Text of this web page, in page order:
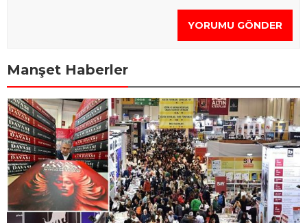
YORUMU GÖNDER
Manşet Haberler